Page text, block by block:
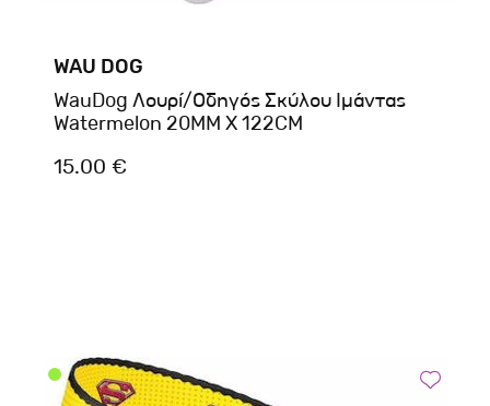
WAU DOG
WauDog Λουρί/Οδηγός Σκύλου Ιμάντας
Watermelon 20MM X 122CM
15.00 €